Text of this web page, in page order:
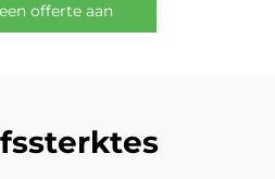
offerte aan